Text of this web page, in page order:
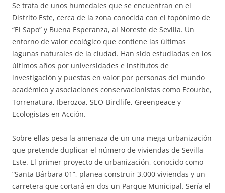
Se trata de unos humedales que se encuentran en el
Distrito Este, cerca de la zona conocida con el topónimo de
“El Sapo” y Buena Esperanza, al Noreste de Sevilla. Un
entorno de valor ecológico que contiene las últimas
lagunas naturales de la ciudad. Han sido estudiadas en los
últimos años por universidades e institutos de
investigación y puestas en valor por personas del mundo
académico y asociaciones conservacionistas como Ecourbe,
Torrenatura, Iberozoa, SEO-Birdlife, Greenpeace y
Ecologistas en Acción.
Sobre ellas pesa la amenaza de un una mega-urbanización
que pretende duplicar el número de viviendas de Sevilla
Este. El primer proyecto de urbanización, conocido como
“Santa Bárbara 01”, planea construir 3.000 viviendas y un
carretera que cortará en dos un Parque Municipal. Sería el